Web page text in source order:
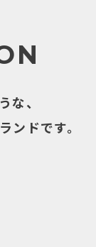
な、
ンドです。